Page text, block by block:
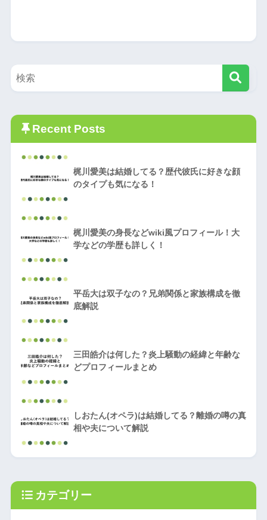
Recent Posts
梶川愛美は結婚してる？歴代彼氏に好きな顔
のタイプも気になる！
梶川愛美の身長などwiki風プロフィール！大
学などの学歴も詳しく！
平岳大は双子なの？兄弟関係と家族構成を徹
底解説
三田皓介は何した？炎上騒動の経緯と年齢な
どプロフィールまとめ
しおたん(オペラ)は結婚してる？離婚の噂の真
相や夫について解説
カテゴリー